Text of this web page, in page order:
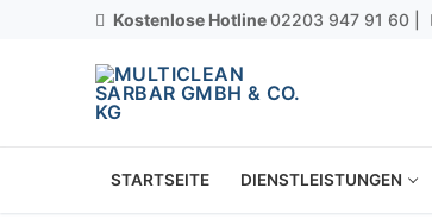
Kostenlose Hotline02203 947 91 60 |
STARTSEITE DIENSTLEISTUNGEN